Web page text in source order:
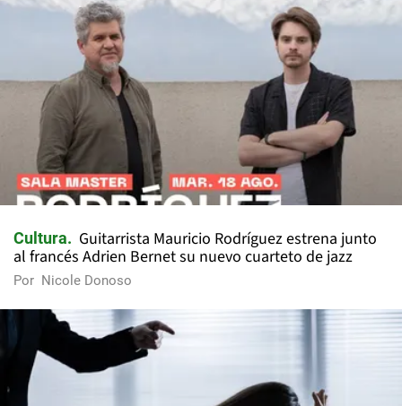
Cultura
Guitarrista Mauricio Rodríguez estrena junto
al francés Adrien Bernet su nuevo cuarteto de jazz
Por Nicole Donoso